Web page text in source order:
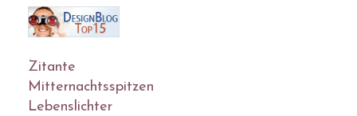
Zitante
Mitternachtsspitzen
Lebenslichter